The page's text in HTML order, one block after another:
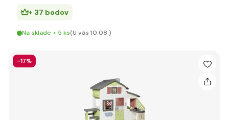
+ 37 bodov
Na sklade > 5 ks(U vás 10.08.)
-17%